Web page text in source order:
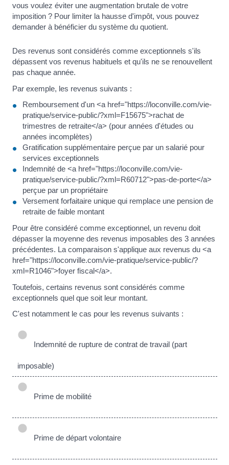
vous voulez éviter une augmentation brutale de votre
imposition ? Pour limiter la hausse d'impôt, vous pouvez
demander à bénéficier du système du quotient.
Des revenus sont considérés comme exceptionnels s'ils
dépassent vos revenus habituels et qu'ils ne se renouvellent
pas chaque année.
Par exemple, les revenus suivants :
Remboursement d'un <a href="https://loconville.com/vie-
pratique/service-public/?xml=F15675">rachat de
trimestres de retraite</a> (pour années d'études ou
années incomplètes)
Gratification supplémentaire perçue par un salarié pour
services exceptionnels
Indemnité de <a href="https://loconville.com/vie-
pratique/service-public/?xml=R60712">pas-de-porte</a>
perçue par un propriétaire
Versement forfaitaire unique qui remplace une pension de
retraite de faible montant
Pour être considéré comme exceptionnel, un revenu doit
dépasser la moyenne des revenus imposables des 3 années
précédentes. La comparaison s'applique aux revenus du <a
href="https://loconville.com/vie-pratique/service-public/?
xml=R1046">foyer fiscal</a>.
Toutefois, certains revenus sont considérés comme
exceptionnels quel que soit leur montant.
C'est notamment le cas pour les revenus suivants :
Indemnité de rupture de contrat de travail (part
imposable)
Prime de mobilité
Prime de départ volontaire